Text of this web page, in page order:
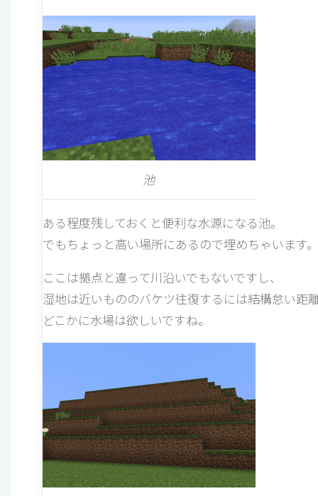
池
ある程度残しておくと便利な水源になる池。
でもちょっと高い場所にあるので埋めちゃいます。
ここは拠点と違って川沿いでもないですし、
湿地は近いもののバケツ往復するには結構怠い距
どこかに水場は欲しいですね。